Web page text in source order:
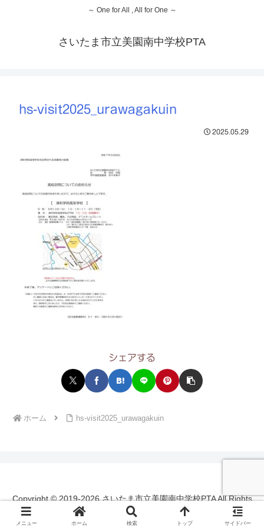
～ One for All , All for One ～
さいたま市立美園南中学校PTA
hs-visit2025_urawagakuin
2025.05.29
シェアする
ホーム hs-visit2025_urawagakuin
Copyright © 2019-2026 さいたま市立美園南中学校PTA All Rights
Reserved.
メニュー ホーム 検索 トップ サイドバー